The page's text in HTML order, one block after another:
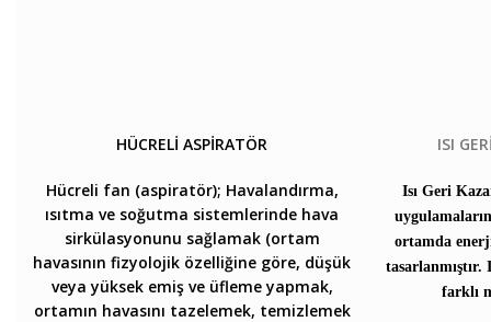
HÜCRELİ ASPİRATÖR
Hücreli fan (aspiratör); Havalandırma,
ısıtma ve soğutma sistemlerinde hava
sirkülasyonunu sağlamak (ortam
havasının fizyolojik özelliğine göre, düşük
veya yüksek emiş ve üfleme yapmak,
ortamın havasını tazelemek, temizlemek
ISI
Isı Geri
ortamda
tasarlanmıştır.
farklı